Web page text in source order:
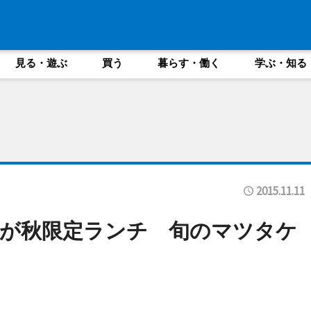
見る・遊ぶ 買う 暮らす・働く 学ぶ・知る
2015.11.11
秋限定ランチ 旬のマツタケ